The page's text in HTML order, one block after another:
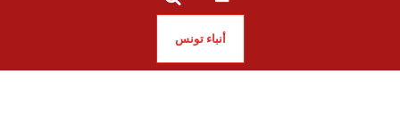
أنباء تونس